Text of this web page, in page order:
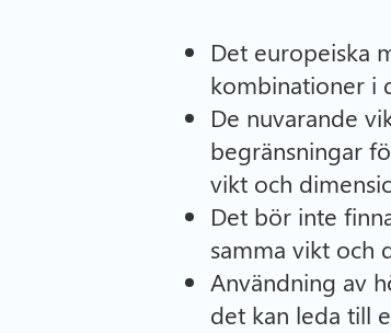
Det europeiska
kombinationer i
De nuvarande
begränsningar
vikt och
Det bör inte
samma vikt och
Användning av
det kan leda till